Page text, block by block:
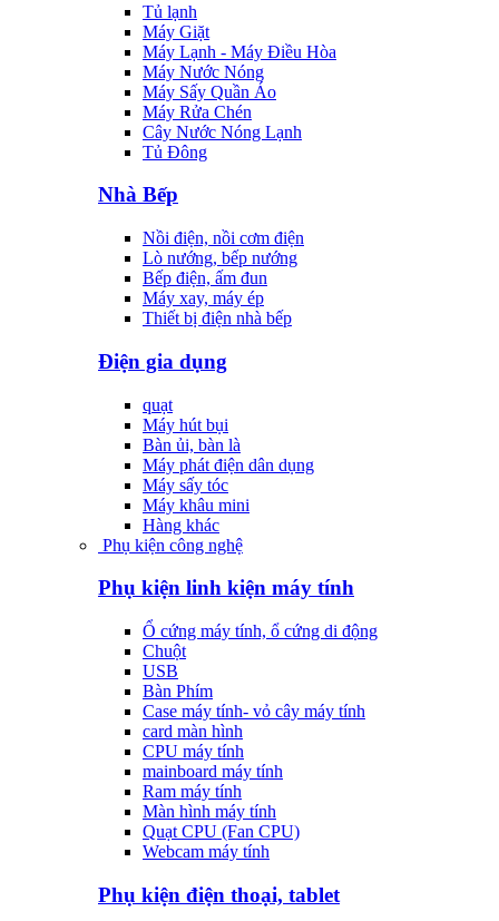
Tủ lạnh
Máy Giặt
Máy Lạnh - Máy Điều Hòa
Máy Nước Nóng
Máy Sấy Quần Áo
Máy Rửa Chén
Cây Nước Nóng Lạnh
Tủ Đông
Nhà Bếp
Nồi điện, nồi cơm điện
Lò nướng, bếp nướng
Bếp điện, ấm đun
Máy xay, máy ép
Thiết bị điện nhà bếp
Điện gia dụng
quạt
Máy hút bụi
Bàn ủi, bàn là
Máy phát điện dân dụng
Máy sấy tóc
Máy khâu mini
Hàng khác
Phụ kiện công nghệ
Phụ kiện linh kiện máy tính
Ổ cứng máy tính, ổ cứng di động
Chuột
USB
Bàn Phím
Case máy tính- vỏ cây máy tính
card màn hình
CPU máy tính
mainboard máy tính
Ram máy tính
Màn hình máy tính
Quạt CPU (Fan CPU)
Webcam máy tính
Phụ kiện điện thoại, tablet